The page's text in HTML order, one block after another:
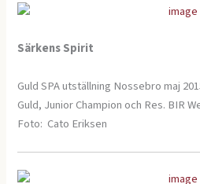
Särkens Spirit
Guld SPA utställning Nossebro maj
Guld, Junior Champion och Res. BIR
Foto: Cato Eriksen